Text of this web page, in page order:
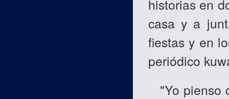
historias en
casa y a
fiestas y en
periódico
"Yo pienso